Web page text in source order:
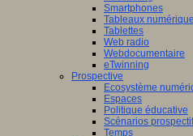
Smartphones
Tableaux
Tablettes
Web radio
Webdocumentaire
eTwinning
Prospective
Ecosystème
Espaces
Politique éducative
Scénarios
Temps